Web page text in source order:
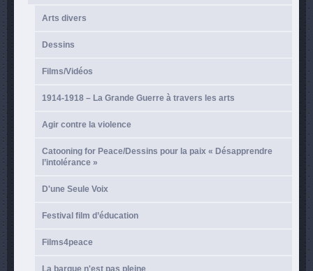
Arts divers
Dessins
Films/Vidéos
1914-1918 – La Grande Guerre à travers les arts
Agir contre la violence
Catooning for Peace/Dessins pour la paix « Désapprendre
l’intolérance »
D'une Seule Voix
Festival film d’éducation
Films4peace
La barque n'est pas pleine